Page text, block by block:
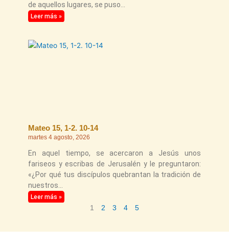
de aquellos lugares, se puso
Leer más »
Mateo 15, 1-2. 10-14
martes 4 agosto, 2026
En aquel tiempo, se acercaron a Jesús unos
fariseos y escribas de Jerusalén y le preguntaron:
«¿Por qué tus discípulos quebrantan la tradición de
nuestros
Leer más »
1 2 3 4 5